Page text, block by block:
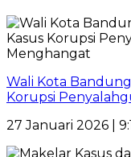
Wali Kota
Korupsi
27 Januari 2026 |